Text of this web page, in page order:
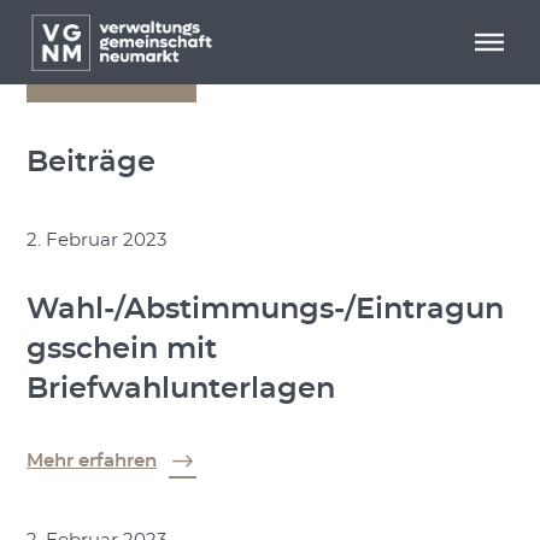
Menü überspringen
Menü überspringen
Beiträge
2. Februar 2023
Wahl-/Abstimmungs-/Eintragun
gsschein mit
Briefwahlunterlagen
Mehr erfahren